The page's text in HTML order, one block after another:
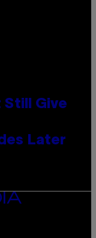
Still Give
Later